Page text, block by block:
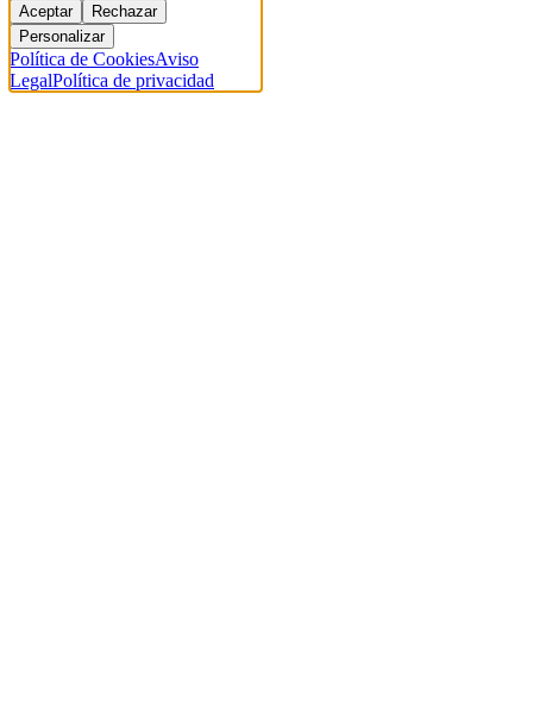
Aceptar
Rechazar
Personalizar
Política de CookiesAviso
LegalPolítica de privacidad